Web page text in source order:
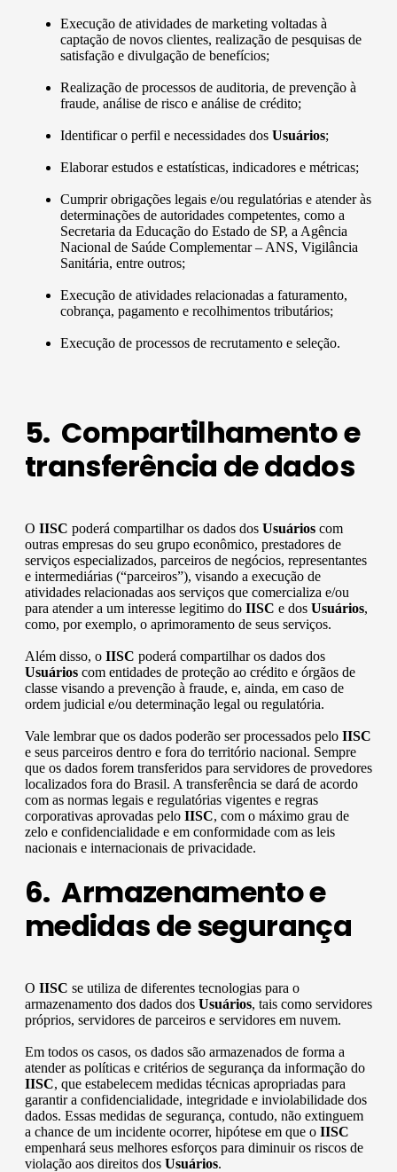
Execução de atividades de marketing voltadas à
captação de novos clientes, realização de pesquisas de
satisfação e divulgação de benefícios;
Realização de processos de auditoria, de prevenção à
fraude, análise de risco e análise de crédito;
Identificar o perfil e necessidades dos Usuários;
Elaborar estudos e estatísticas, indicadores e métricas;
Cumprir obrigações legais e/ou regulatórias e atender às
determinações de autoridades competentes, como a
Secretaria da Educação do Estado de SP, a Agência
Nacional de Saúde Complementar – ANS, Vigilância
Sanitária, entre outros;
Execução de atividades relacionadas a faturamento,
cobrança, pagamento e recolhimentos tributários;
Execução de processos de recrutamento e seleção.
5. Compartilhamento e
transferência de dados
O IISC poderá compartilhar os dados dos Usuários com
outras empresas do seu grupo econômico, prestadores de
serviços especializados, parceiros de negócios, representantes
e intermediárias (“parceiros”), visando a execução de
atividades relacionadas aos serviços que comercializa e/ou
para atender a um interesse legitimo do IISC e dos Usuários,
como, por exemplo, o aprimoramento de seus serviços.
Além disso, o IISC poderá compartilhar os dados dos
Usuários com entidades de proteção ao crédito e órgãos de
classe visando a prevenção à fraude, e, ainda, em caso de
ordem judicial e/ou determinação legal ou regulatória.
Vale lembrar que os dados poderão ser processados pelo IISC
e seus parceiros dentro e fora do território nacional. Sempre
que os dados forem transferidos para servidores de provedores
localizados fora do Brasil. A transferência se dará de acordo
com as normas legais e regulatórias vigentes e regras
corporativas aprovadas pelo IISC, com o máximo grau de
zelo e confidencialidade e em conformidade com as leis
nacionais e internacionais de privacidade.
6. Armazenamento e
medidas de segurança
O IISC se utiliza de diferentes tecnologias para o
armazenamento dos dados dos Usuários, tais como servidores
próprios, servidores de parceiros e servidores em nuvem.
Em todos os casos, os dados são armazenados de forma a
atender as políticas e critérios de segurança da informação do
IISC, que estabelecem medidas técnicas apropriadas para
garantir a confidencialidade, integridade e inviolabilidade dos
dados. Essas medidas de segurança, contudo, não extinguem
a chance de um incidente ocorrer, hipótese em que o IISC
empenhará seus melhores esforços para diminuir os riscos de
violação aos direitos dos Usuários.